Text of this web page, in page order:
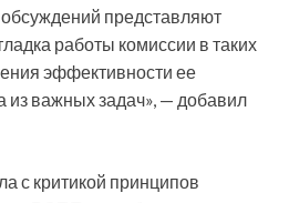
представляют
работы комиссии в таких
эффективности ее
важных задач», — добавил
с критикой принципов